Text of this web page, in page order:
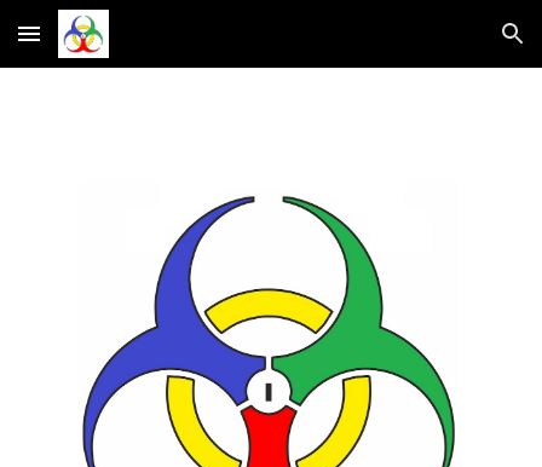
Skip to main content Skip to navigation